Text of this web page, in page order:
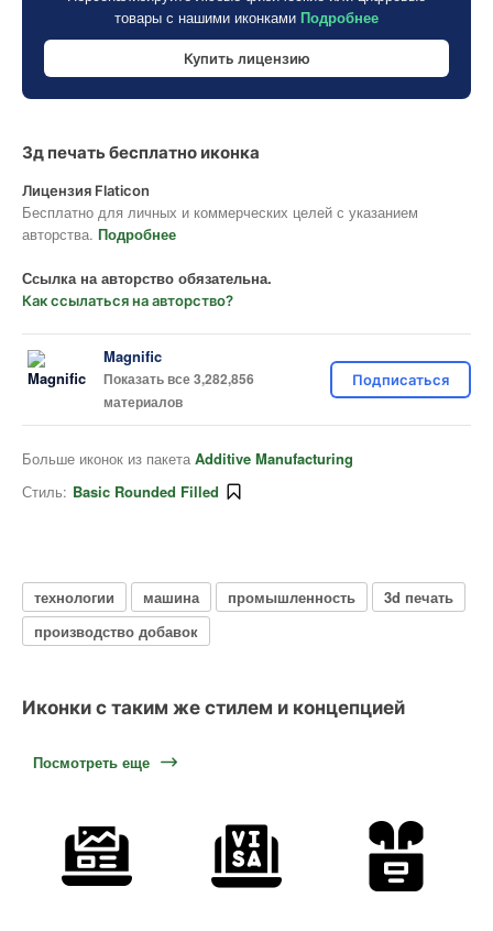
товары с нашими иконками Подробнее
Купить лицензию
3д печать бесплатно иконка
Лицензия Flaticon
Бесплатно для личных и коммерческих целей с указанием
авторства. Подробнее
Ссылка на авторство обязательна.
Как ссылаться на авторство?
Magnific
Показать все 3,282,856
материалов
Подписаться
Больше иконок из пакета Additive Manufacturing
Стиль: Basic Rounded Filled
технологии машина промышленность
3d печать
производство добавок
Иконки с таким же стилем и концепцией
Посмотреть еще